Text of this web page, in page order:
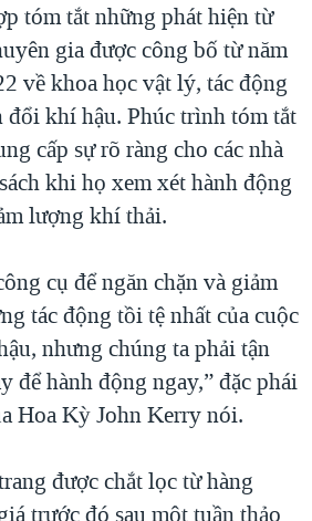
tóm tắt những phát hiện từ
gia được công bố từ năm
về khoa học vật lý, tác động
đổi khí hậu. Phúc trình tóm tắt
cấp sự rõ ràng cho các nhà
khi họ xem xét hành động
lượng khí thải.
cụ để ngăn chặn và giảm
tác động tồi tệ nhất của cuộc
nhưng chúng ta phải tận
để hành động ngay,” đặc phái
Hoa Kỳ John Kerry nói.
được chắt lọc từ hàng
trước đó sau một tuần thảo